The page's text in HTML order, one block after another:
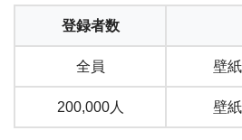
登録者数
全員 壁
200,000人 壁